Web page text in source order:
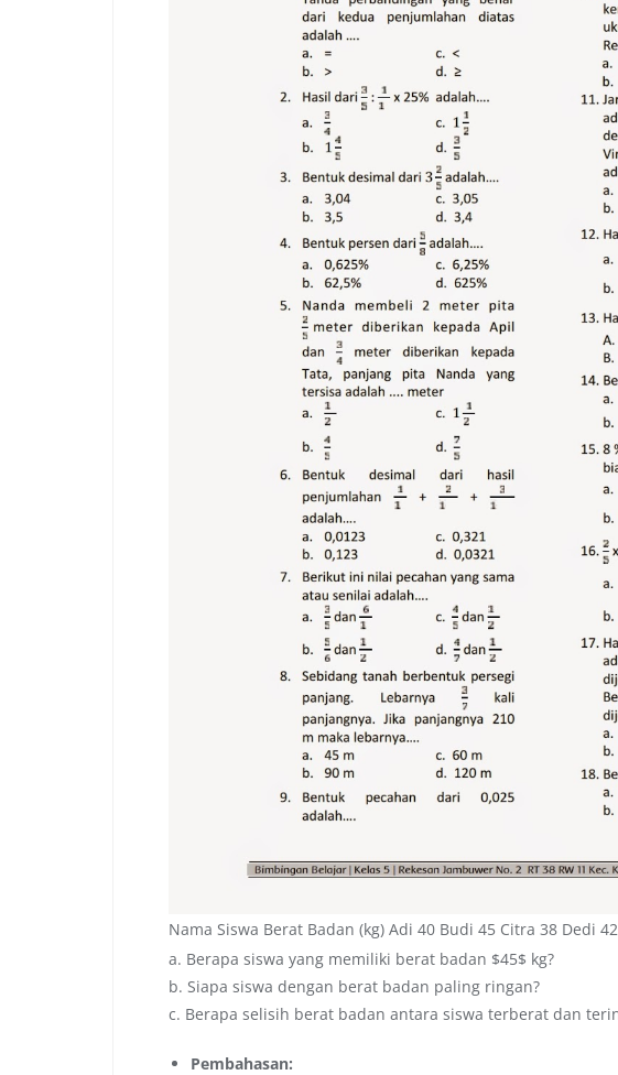
Nama Siswa Berat Badan (kg) Adi 40 Budi 45 Citra 38 Dedi
a. Berapa siswa yang memiliki berat badan $45$ kg?
b. Siapa siswa dengan berat badan paling ringan?
c. Berapa selisih berat badan antara siswa terberat dan
Pembahasan: